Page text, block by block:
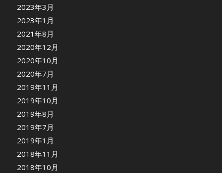
2023年3月
2023年1月
2021年8月
2020年12月
2020年10月
2020年7月
2019年11月
2019年10月
2019年8月
2019年7月
2019年1月
2018年11月
2018年10月